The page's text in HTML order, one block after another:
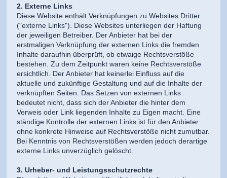
2. Externe Links
Diese Website enthält Verknüpfungen zu Websites Dritter
("externe Links"). Diese Websites unterliegen der Haftung
der jeweiligen Betreiber. Der Anbieter hat bei der
erstmaligen Verknüpfung der externen Links die fremden
Inhalte daraufhin überprüft, ob etwaige Rechtsverstöße
bestehen. Zu dem Zeitpunkt waren keine Rechtsverstöße
ersichtlich. Der Anbieter hat keinerlei Einfluss auf die
aktuelle und zukünftige Gestaltung und auf die Inhalte der
verknüpften Seiten. Das Setzen von externen Links
bedeutet nicht, dass sich der Anbieter die hinter dem
Verweis oder Link liegenden Inhalte zu Eigen macht. Eine
ständige Kontrolle der externen Links ist für den Anbieter
ohne konkrete Hinweise auf Rechtsverstöße nicht zumutbar.
Bei Kenntnis von Rechtsverstößen werden jedoch derartige
externe Links unverzüglich gelöscht.
3. Urheber- und Leistungsschutzrechte